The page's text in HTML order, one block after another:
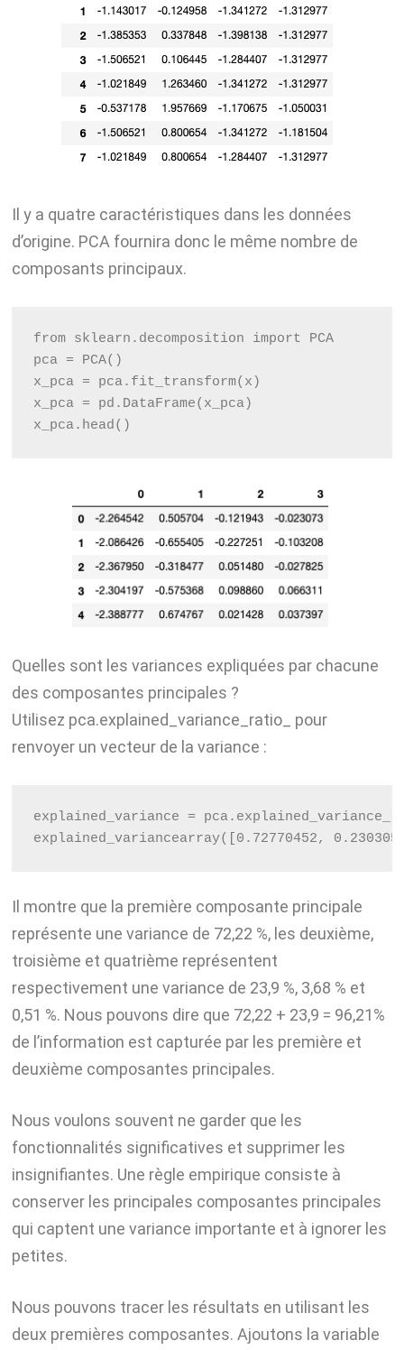
Il y a quatre caractéristiques dans les données
d’origine. PCA fournira donc le même nombre de
composants principaux.
from sklearn.decomposition import PCA
pca = PCA()
x_pca = pca.fit_transform(x)
x_pca = pd.DataFrame(x_pca)
x_pca.head()
Quelles sont les variances expliquées par chacune
des composantes principales ?
Utilisez pca.explained_variance_ratio_ pour
renvoyer un vecteur de la variance :
explained_variance =
explained_variancearray([0.72770452,
Il montre que la première composante principale
représente une variance de 72,22 %, les deuxième,
troisième et quatrième représentent
respectivement une variance de 23,9 %, 3,68 % et
0,51 %. Nous pouvons dire que 72,22 + 23,9 = 96,21%
de l’information est capturée par les première et
deuxième composantes principales.
Nous voulons souvent ne garder que les
fonctionnalités significatives et supprimer les
insignifiantes. Une règle empirique consiste à
conserver les principales composantes principales
qui captent une variance importante et à ignorer les
petites.
Nous pouvons tracer les résultats en utilisant les
deux premières composantes. Ajoutons la variable